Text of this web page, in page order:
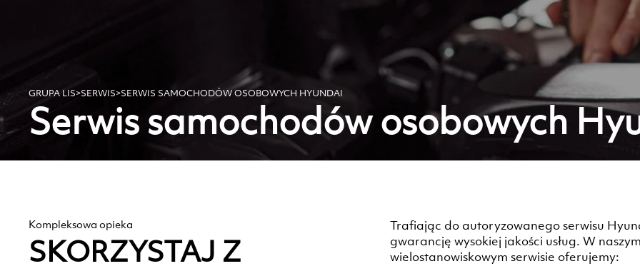
GRUPA LIS>SERWIS>SERWIS SAMOCHODÓW OSOBOWYCH HYUNDAI
Serwis samochodów osobowych
Kompleksowa opieka
SKORZYSTAJ Z
Trafiając do autoryzowanego serwisu
gwarancję wysokiej jakości usług. W
wielostanowiskowym serwisie oferujemy: